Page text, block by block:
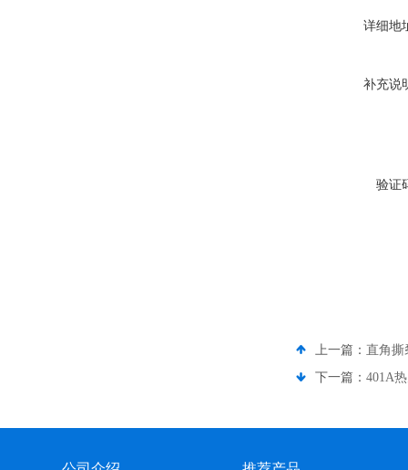
详细地
补充说
验证
上一篇： 直角撕
下一篇： 401A